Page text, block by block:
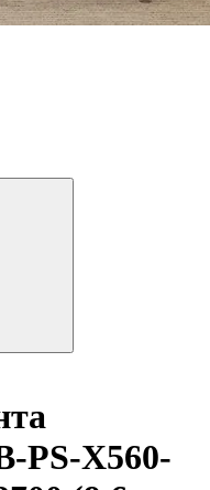
PS-X560-